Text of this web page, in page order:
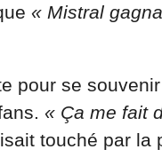
« Mistral
pour se
« Ça me fait
touché par la